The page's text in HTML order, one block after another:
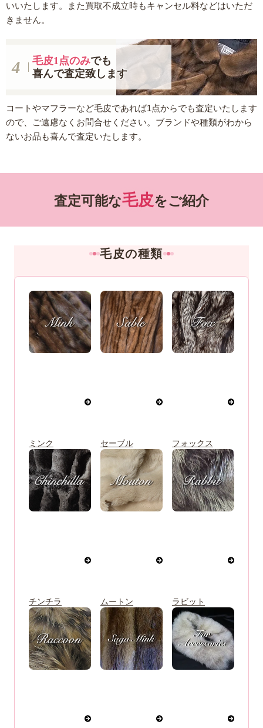
いいたします。また買取不成立時もキャンセル料などはいただ
きません。
毛皮1点のみでも
喜んで査定致します
コートやマフラーなど毛皮であれば1点からでも査定いたします
ので、ご遠慮なくお問合せください。ブランドや種類がわから
ないお品も喜んで査定いたします。
査定可能な毛皮をご紹介
毛皮の種類
ミンク セーブル フォックス
チンチラ ムートン ラビット